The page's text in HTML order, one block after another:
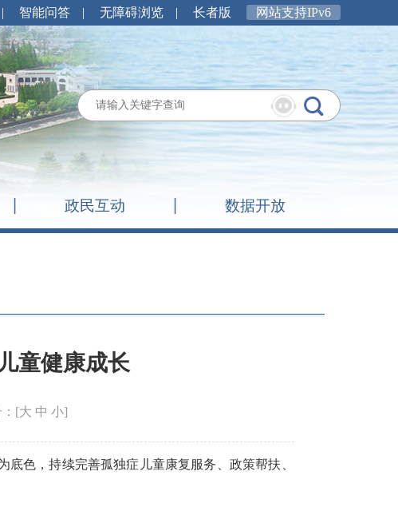
| 智能问答 | 无障碍浏览 | 长者版 网站支持IPv6
政民互动 数据开放
童健康成长
[大 中 小]
色，持续完善孤独症儿童康复服务、政策帮扶、